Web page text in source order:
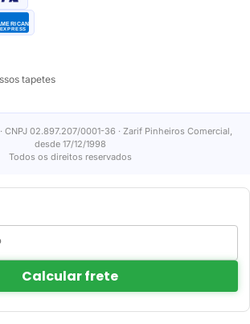
EXPRESS
tapetes
CNPJ 02.897.207/0001-36 · Zarif Pinheiros Comercial,
desde 17/12/1998
Todos os direitos reservados
Calcular frete